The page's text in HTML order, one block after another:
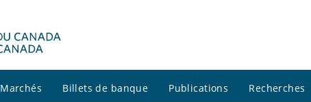
Marchés Billets de banque Publications Recherches